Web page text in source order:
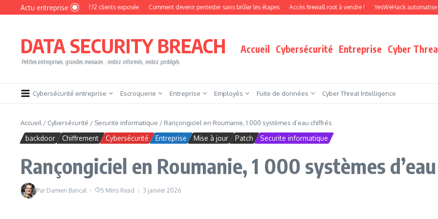
Aller au contenu
Actu entreprise
: une base de 16 272 clients exposée Comment devenir pentester sans brûler les étapes Accès firewall root à vendre ! YesWeHack automatise le
DATA SECURITY BREACH
Petites entreprises, grandes menaces : restez informés, restez protégés
Accueil Cybersécurité Entreprise Cyber
Cybersécurité entreprise Escroquerie Entreprise Employés Fuite de données Cyber Threat Intelligence
Accueil / Cybersécurité / Securite informatique / Rançongiciel en Roumanie, 1 000 systèmes d’eau chiffrés
backdoor Chiffrement Cybersécurité Entreprise Mise à jour Patch Securite informatique
Rançongiciel en Roumanie, 1 000 systèmes
Par Damien Bancal 5 Mins Read 3 janvier 2026